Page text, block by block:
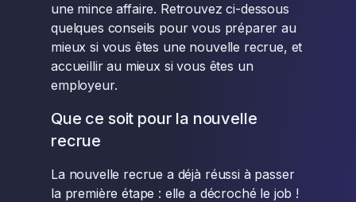
une mince affaire. Retrouvez ci-dessous
quelques conseils pour vous préparer au
mieux si vous êtes une nouvelle recrue, et
accueillir au mieux si vous êtes un
employeur.
Que ce soit pour la nouvelle
recrue
La nouvelle recrue a déjà réussi à passer
la première étape : elle a décroché le job !